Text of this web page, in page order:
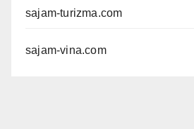
sajam-turizma.com
sajam-vina.com